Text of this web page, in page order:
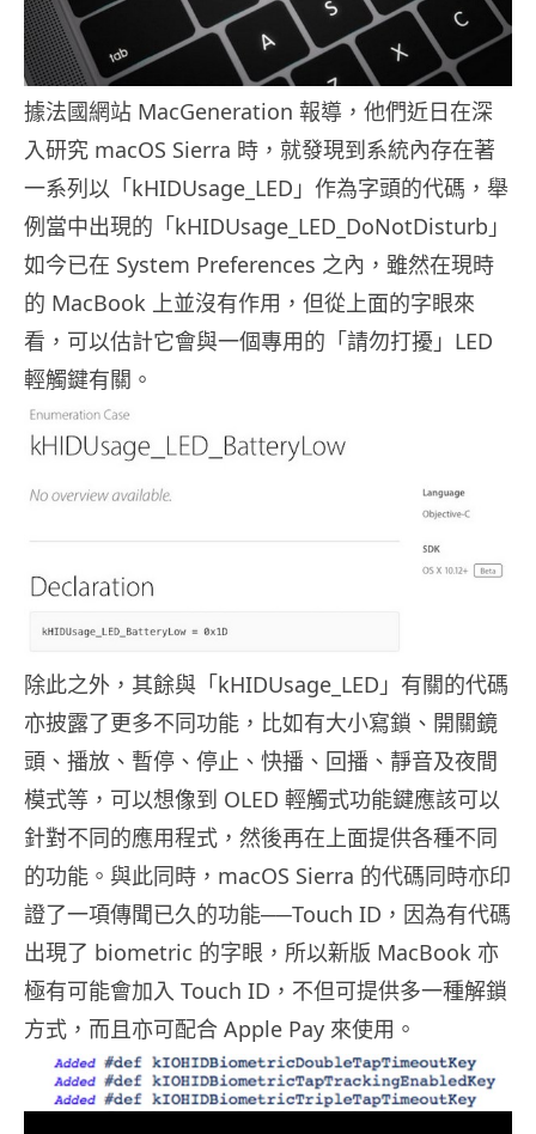
據法國網站 MacGeneration 報導，他們近日在深
入研究 macOS Sierra 時，就發現到系統內存在著
一系列以「kHIDUsage_LED」作為字頭的代碼，舉
例當中出現的「kHIDUsage_LED_DoNotDisturb」
如今已在 System Preferences 之內，雖然在現時
的 MacBook 上並沒有作用，但從上面的字眼來
看，可以估計它會與一個專用的「請勿打擾」LED
輕觸鍵有關。
除此之外，其餘與「kHIDUsage_LED」有關的代碼
亦披露了更多不同功能，比如有大小寫鎖、開關鏡
頭、播放、暫停、停止、快播、回播、靜音及夜間
模式等，可以想像到 OLED 輕觸式功能鍵應該可以
針對不同的應用程式，然後再在上面提供各種不同
的功能。與此同時，macOS Sierra 的代碼同時亦印
證了一項傳聞已久的功能──Touch ID，因為有代碼
出現了 biometric 的字眼，所以新版 MacBook 亦
極有可能會加入 Touch ID，不但可提供多一種解鎖
方式，而且亦可配合 Apple Pay 來使用。